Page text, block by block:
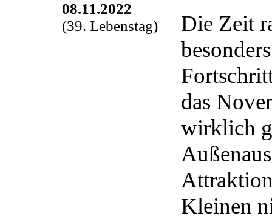
08.11.2022
(39. Lebenstag)
Die Zeit
das
wirklich
Kleinen